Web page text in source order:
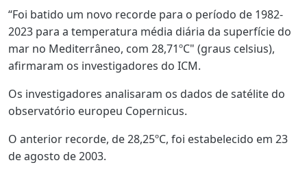
“Foi batido um novo recorde para o período de 1982-
2023 para a temperatura média diária da superfície do
mar no Mediterrâneo, com 28,71ºC" (graus celsius),
afirmaram os investigadores do ICM.
Os investigadores analisaram os dados de satélite do
observatório europeu Copernicus.
O anterior recorde, de 28,25ºC, foi estabelecido em 23
de agosto de 2003.